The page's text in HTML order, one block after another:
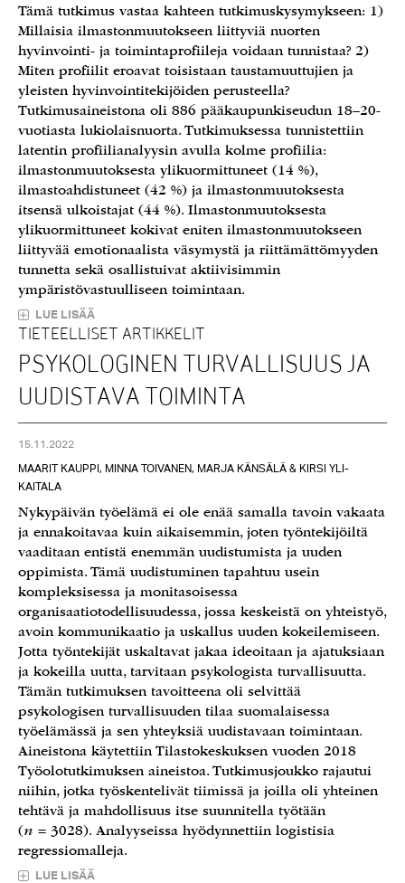
Tämä tutkimus vastaa kahteen tutkimuskysymykseen: 1)
Millaisia ilmastonmuutokseen liittyviä nuorten
hyvinvointi- ja toimintaprofiileja voidaan tunnistaa? 2)
Miten profiilit eroavat toisistaan taustamuuttujien ja
yleisten hyvinvointitekijöiden perusteella?
Tutkimusaineistona oli 886 pääkaupunkiseudun 18–20-
vuotiasta lukiolaisnuorta. Tutkimuksessa tunnistettiin
latentin profiilianalyysin avulla kolme profiilia:
ilmastonmuutoksesta ylikuormittuneet (14 %),
ilmastoahdistuneet (42 %) ja ilmastonmuutoksesta
itsensä ulkoistajat (44 %). Ilmastonmuutoksesta
ylikuormittuneet kokivat eniten ilmastonmuutokseen
liittyvää emotionaalista väsymystä ja riittämättömyyden
tunnetta sekä osallistuivat aktiivisimmin
ympäristövastuulliseen toimintaan.
LUE LISÄÄ
TIETEELLISET ARTIKKELIT
PSYKOLOGINEN TURVALLISUUS JA
UUDISTAVA TOIMINTA
15.11.2022
MAARIT KAUPPI, MINNA TOIVANEN, MARJA KÄNSÄLÄ & KIRSI YLI-
KAITALA
Nykypäivän työelämä ei ole enää samalla tavoin vakaata
ja ennakoitavaa kuin aikaisemmin, joten työntekijöiltä
vaaditaan entistä enemmän uudistumista ja uuden
oppimista. Tämä uudistuminen tapahtuu usein
kompleksisessa ja monitasoisessa
organisaatiotodellisuudessa, jossa keskeistä on yhteistyö,
avoin kommunikaatio ja uskallus uuden kokeilemiseen.
Jotta työntekijät uskaltavat jakaa ideoitaan ja ajatuksiaan
ja kokeilla uutta, tarvitaan psykologista turvallisuutta.
Tämän tutkimuksen tavoitteena oli selvittää
psykologisen turvallisuuden tilaa suomalaisessa
työelämässä ja sen yhteyksiä uudistavaan toimintaan.
Aineistona käytettiin Tilastokeskuksen vuoden 2018
Työolotutkimuksen aineistoa. Tutkimusjoukko rajautui
niihin, jotka työskentelivät tiimissä ja joilla oli yhteinen
tehtävä ja mahdollisuus itse suunnitella työtään
(n = 3028). Analyyseissa hyödynnettiin logistisia
regressiomalleja.
LUE LISÄÄ